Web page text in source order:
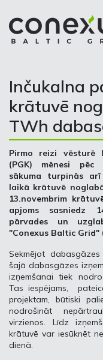
Inčukalna
krātuvē
TWh
Pirmo reizi vēsturē
(PGK) mēnesi pēc
sākuma turpinās arī
laikā krātuvē
13.novembrim
apjoms sasniedz
pārvades un
"Conexus Baltic Grid"
Sekmējot
šajā dabasgāzes
izņemšanai tiek
Tas iespējams,
projektam, būtiski
nodrošināt
virzienos. Līdz
krātuvē var iesūknēt
dienā.